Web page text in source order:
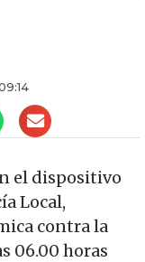
el dispositivo
Local,
contra la
06.00 horas